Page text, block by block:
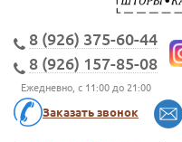
8 (926) 375-60-44
8 (926) 157-85-08
Ежедневно, с 11:00 до 21:00
Заказать звонок